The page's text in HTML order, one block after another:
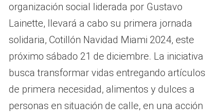
organización social liderada por Gustavo
Lainette, llevará a cabo su primera jornada
solidaria, Cotillón Navidad Miami 2024, este
próximo sábado 21 de diciembre. La iniciativa
busca transformar vidas entregando artículos
de primera necesidad, alimentos y dulces a
personas en situación de calle, en una acción